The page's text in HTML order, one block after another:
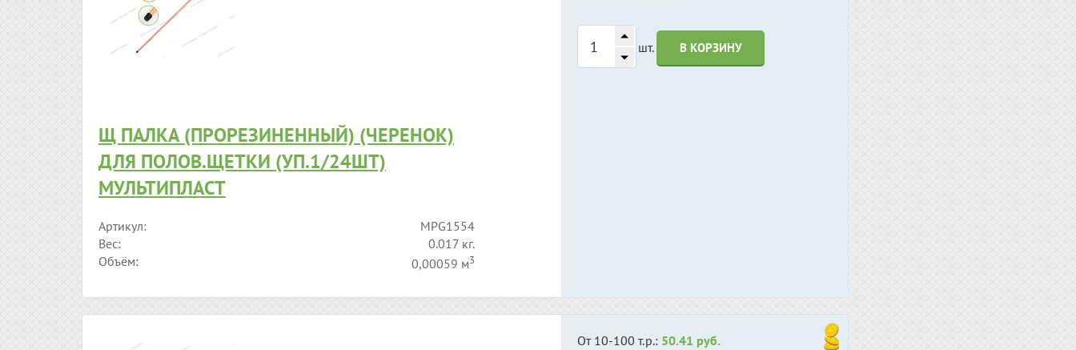
Щ ПАЛКА (ПРОРЕЗИНЕННЫЙ) (ЧЕРЕНОК)
ДЛЯ ПОЛОВ.ЩЕТКИ (УП.1/24ШТ)
МУЛЬТИПЛАСТ
Артикул:
MPG1554
Вес:
0.017 кг.
Объём:
0,00059 м3
шт. В КОРЗИНУ
От 10-100 т.р.: 50.41 руб.